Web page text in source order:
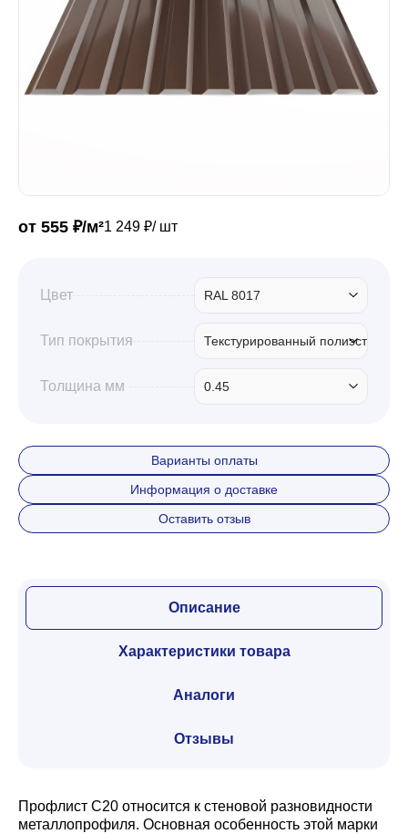
Кровля
от 555 ₽/м²1 249 ₽/ шт
Цвет RAL 8017
Тип покрытия Текстурированный полиэстер
Толщина мм 0.45
Варианты оплаты
Информация о доставке
Оставить отзыв
Описание
Характеристики товара
Аналоги
Отзывы
Профлист С20 относится к стеновой разновидности
металлопрофиля. Основная особенность этой марки